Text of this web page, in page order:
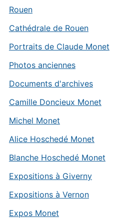
Rouen
Cathédrale de Rouen
Portraits de Claude Monet
Photos anciennes
Documents d'archives
Camille Doncieux Monet
Michel Monet
Alice Hoschedé Monet
Blanche Hoschedé Monet
Expositions à Giverny
Expositions à Vernon
Expos Monet